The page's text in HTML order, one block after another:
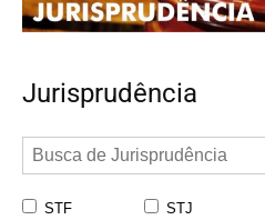
Jurisprudência
STF STJ